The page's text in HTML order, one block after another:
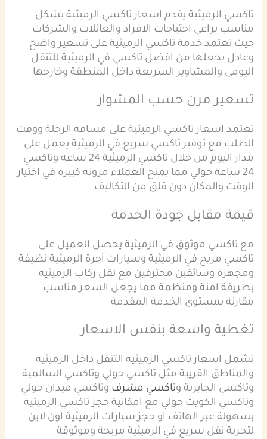
تاكسي الرميثية يقدم اسعار تاكسي الرميثية بشكل
مناسب يراعي احتياجات الافراد والعائلات والشركات
حيث تعتمد خدمة تاكسي الرميثية على تسعير واضح
وعادل يجعلها من افضل تاكسي في الرميثية للتنقل
اليومي والمشاوير السريعة داخل المنطقة وخارجها
تسعير مرن حسب المشوار
تعتمد اسعار تاكسي الرميثية على مسافة الرحلة ووقت
الطلب مع توفير تاكسي سريع في الرميثية يعمل على
مدار اليوم من خلال تاكسي الرميثية 24 ساعة وتاكسي
24 ساعة حولي مما يمنح العملاء مرونة كبيرة في اختيار
الوقت والمكان دون قلق من التكاليف
قيمة مقابل جودة الخدمة
مع تاكسي موثوق في الرميثية يحصل العميل على
تاكسي مريح في الرميثية وسيارات أجرة الرميثية نظيفة
ومجهزة وسائقين محترفين مع نقل ركاب الرميثية
بطريقة امنة ومنظمة مما يجعل السعر مناسب
مقارنة بمستوى الخدمة المقدمة
تغطية واسعة بنفس الاسعار
تشمل اسعار تاكسي الرميثية التنقل داخل الرميثية
والمناطق القريبة مثل تاكسي حولي وتاكسي السالمية
وتاكسي الجابرية وتاكسي مشرف وتاكسي ميدان حولي
وتاكسي الكويت حولي مع امكانية حجز تاكسي الرميثية
بسهولة عبر الهاتف او حجز سيارات الرميثية اون لاين
لتجربة نقل سريع في الرميثية مريحة وموثوقة